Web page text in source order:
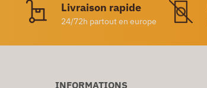
Livraison rapide
24/72h partout en europe
INFORMATIONS